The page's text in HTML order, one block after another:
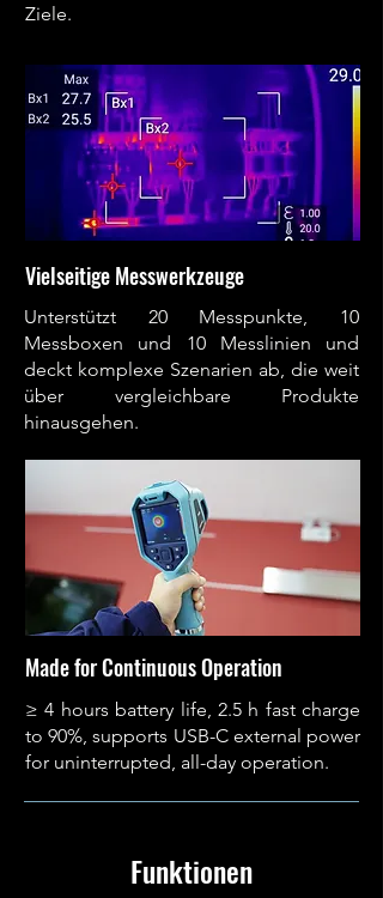
Ziele.
Vielseitige Messwerkzeuge
Unterstützt 20 Messpunkte, 10
Messboxen und 10 Messlinien und
deckt komplexe Szenarien ab, die weit
über vergleichbare Produkte
hinausgehen.
Made for Continuous Operation
≥ 4 hours battery life, 2.5 h fast charge
to 90%, supports USB-C external power
for uninterrupted, all-day operation.
Funktionen